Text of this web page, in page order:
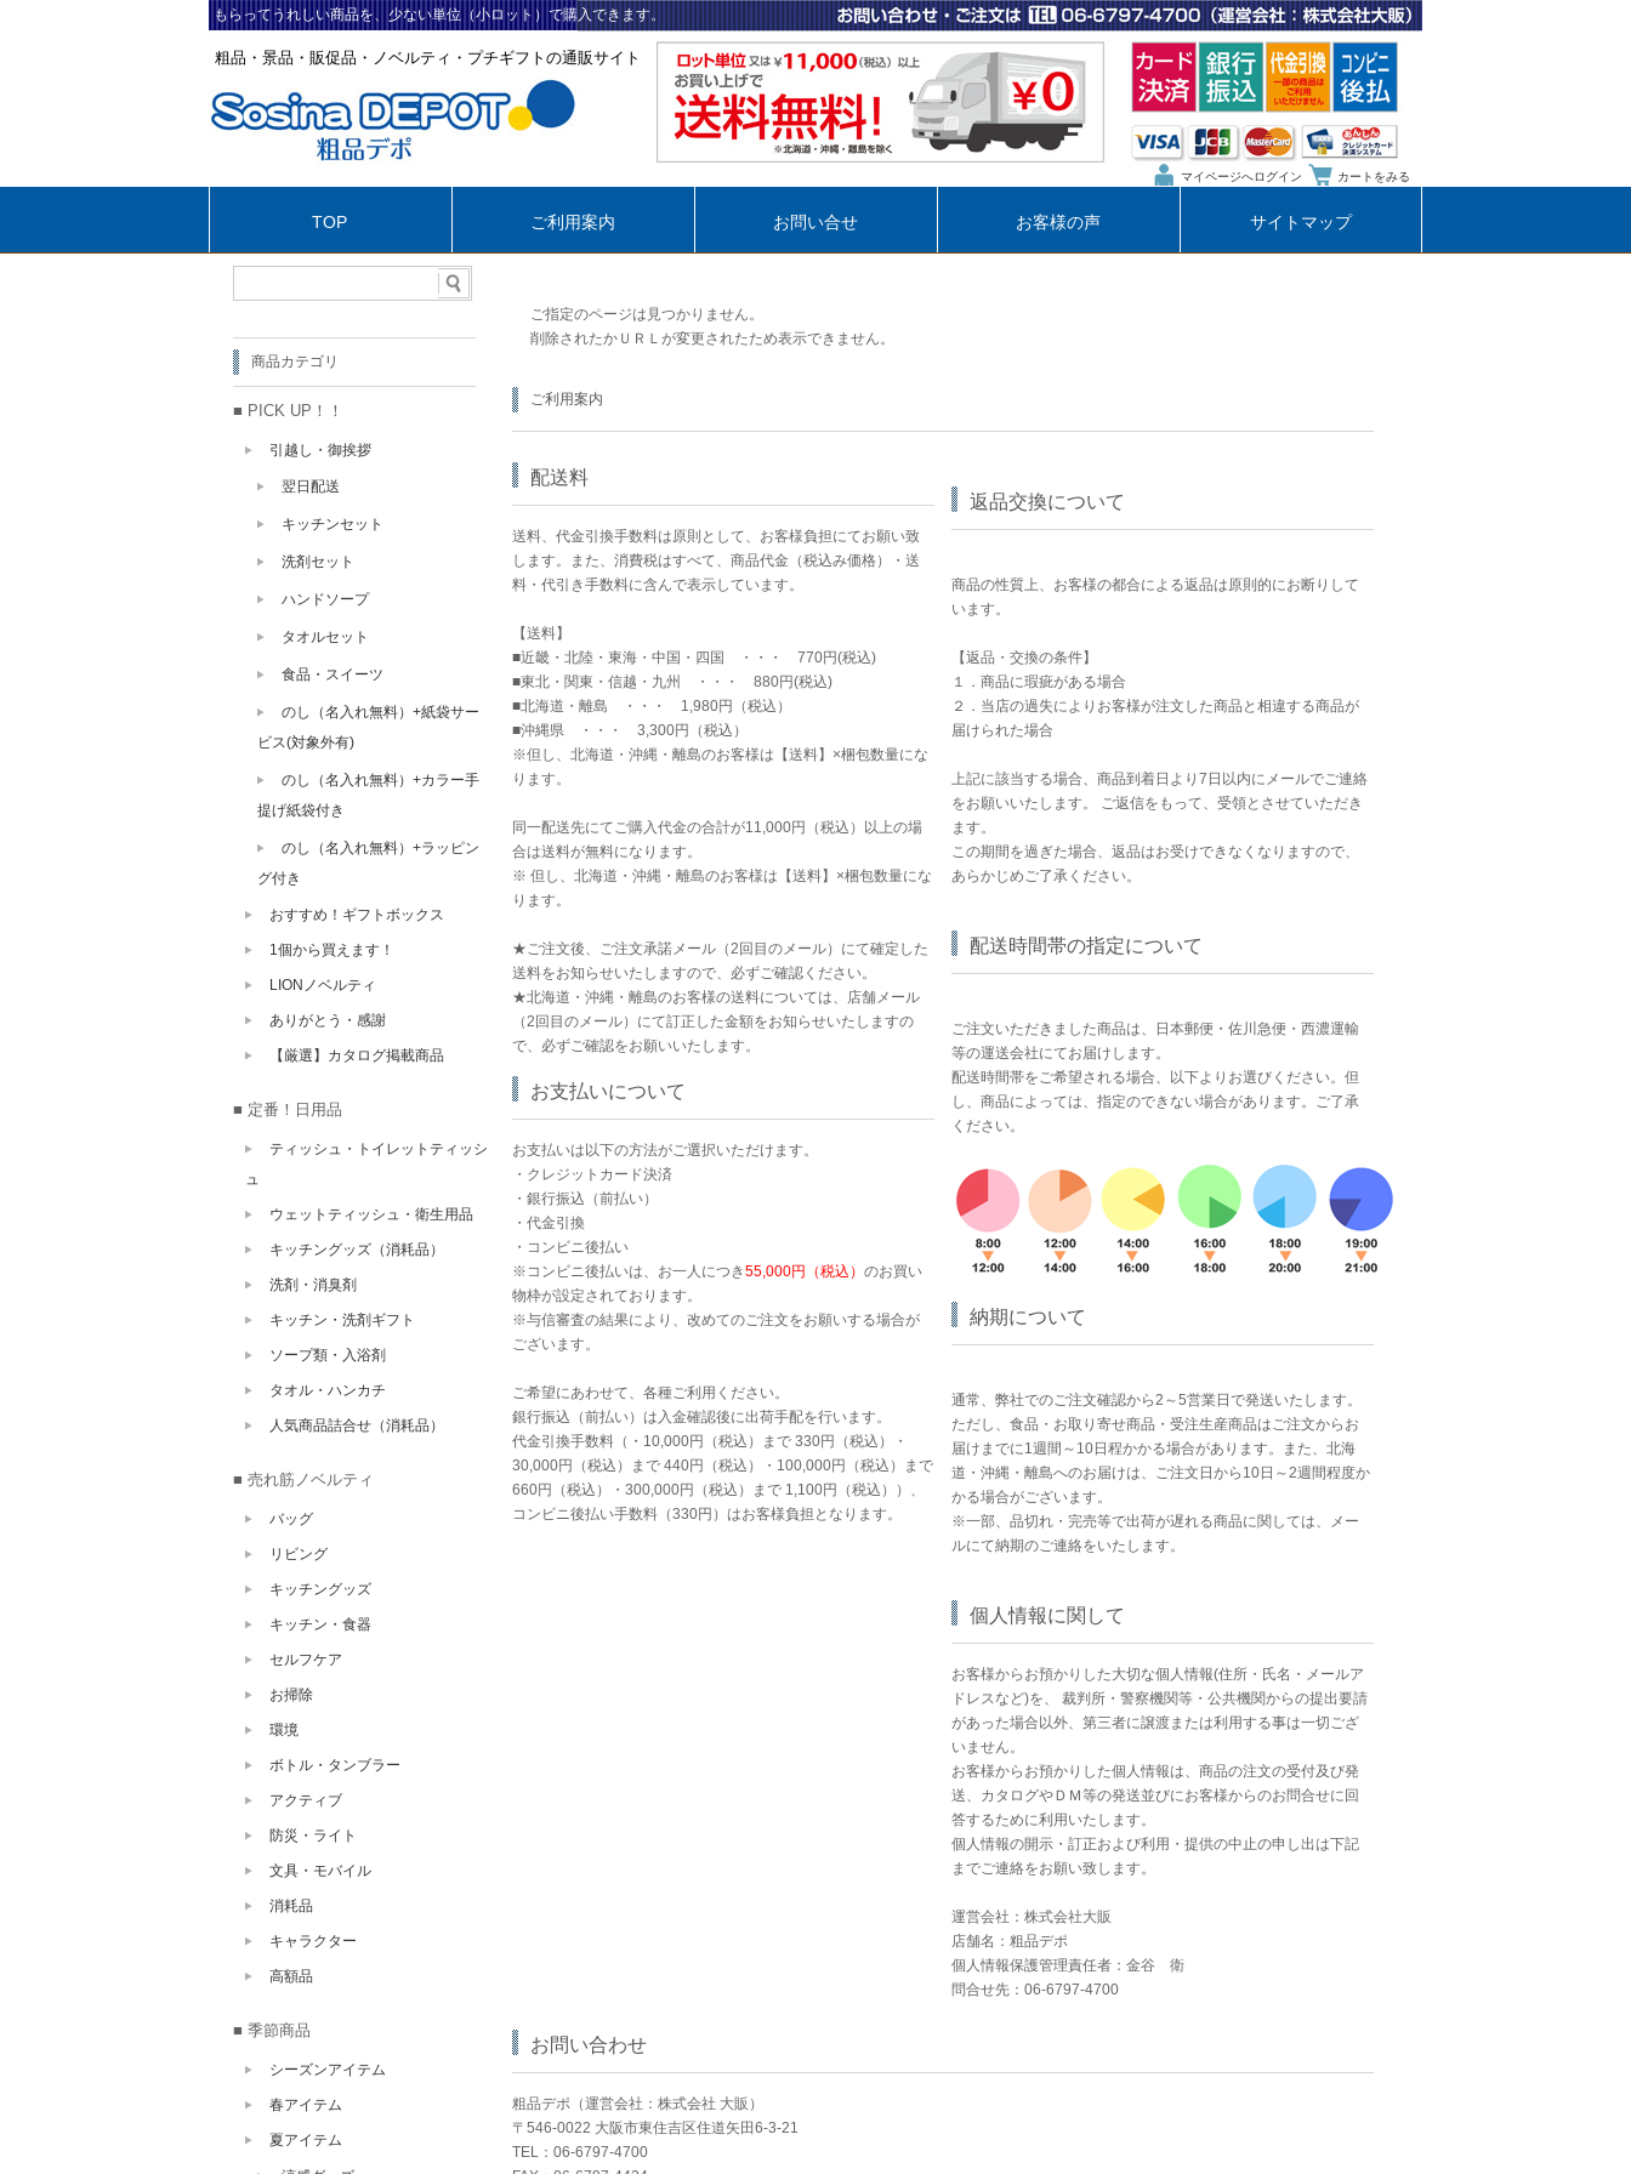
粗品・景品・販促品・ノベルティ・プチギフトの通販サイト
もらってうれしい商品を、少ない単位（小ロット）で購入できます。
マイページへログイン カートをみる
TOP ご利用案内 お問い合せ お客様の声 サイトマップ
ご指定のページは見つかりません。
削除されたかＵＲＬが変更されたため表示できません。
ご利用案内
配送料
送料、代金引換手数料は原則として、お客様負担にてお願い致
します。また、消費税はすべて、商品代金（税込み価格）・送
料・代引き手数料に含んで表示しています。
【送料】
■近畿・北陸・東海・中国・四国 ・・・ 770円(税込)
■東北・関東・信越・九州 ・・・ 880円(税込)
■北海道・離島 ・・・ 1,980円（税込）
■沖縄県 ・・・ 3,300円（税込）
※但し、北海道・沖縄・離島のお客様は【送料】×梱包数量にな
ります。
同一配送先にてご購入代金の合計が11,000円（税込）以上の場
合は送料が無料になります。
※ 但し、北海道・沖縄・離島のお客様は【送料】×梱包数量にな
ります。
★ご注文後、ご注文承諾メール（2回目のメール）にて確定した
送料をお知らせいたしますので、必ずご確認ください。
★北海道・沖縄・離島のお客様の送料については、店舗メール
（2回目のメール）にて訂正した金額をお知らせいたしますの
で、必ずご確認をお願いいたします。
お支払いについて
お支払いは以下の方法がご選択いただけます。
・クレジットカード決済
・銀行振込（前払い）
・代金引換
・コンビニ後払い
※コンビニ後払いは、お一人につき55,000円（税込） のお買い
物枠が設定されております。
※与信審査の結果により、改めてのご注文をお願いする場合が
ございます。
ご希望にあわせて、各種ご利用ください。
銀行振込（前払い）は入金確認後に出荷手配を行います。
代金引換手数料（・10,000円（税込）まで 330円（税込）・
30,000円（税込）まで 440円（税込）・100,000円（税込）まで
660円（税込）・300,000円（税込）まで 1,100円（税込））、
コンビニ後払い手数料（330円）はお客様負担となります。
返品交換について
商品の性質上、お客様の都合による返品は原則的にお断りして
います。
【返品・交換の条件】
１．商品に瑕疵がある場合
２．当店の過失によりお客様が注文した商品と相違する商品が
届けられた場合
上記に該当する場合、商品到着日より7日以内にメールでご連絡
をお願いいたします。 ご返信をもって、受領とさせていただき
ます。
この期間を過ぎた場合、返品はお受けできなくなりますので、
あらかじめご了承ください。
配送時間帯の指定について
ご注文いただきました商品は、日本郵便・佐川急便・西濃運輸
等の運送会社にてお届けします。
配送時間帯をご希望される場合、以下よりお選びください。但
し、商品によっては、指定のできない場合があります。ご了承
ください。
納期について
通常、弊社でのご注文確認から2～5営業日で発送いたします。
ただし、食品・お取り寄せ商品・受注生産商品はご注文からお
届けまでに1週間～10日程かかる場合があります。また、北海
道・沖縄・離島へのお届けは、ご注文日から10日～2週間程度か
かる場合がございます。
※一部、品切れ・完売等で出荷が遅れる商品に関しては、メー
ルにて納期のご連絡をいたします。
個人情報に関して
お客様からお預かりした大切な個人情報(住所・氏名・メールア
ドレスなど)を、 裁判所・警察機関等・公共機関からの提出要請
があった場合以外、第三者に譲渡または利用する事は一切ござ
いません。
お客様からお預かりした個人情報は、商品の注文の受付及び発
送、カタログやＤＭ等の発送並びにお客様からのお問合せに回
答するために利用いたします。
個人情報の開示・訂正および利用・提供の中止の申し出は下記
までご連絡をお願い致します。
運営会社：株式会社大販
店舗名：粗品デポ
個人情報保護管理責任者：金谷 衛
問合せ先：06-6797-4700
お問い合わせ
粗品デポ（運営会社：株式会社 大販）
〒546-0022 大阪市東住吉区住道矢田6-3-21
TEL：06-6797-4700
商品カテゴリ
■ PICK UP！！
引越し・御挨拶
翌日配送
キッチンセット
洗剤セット
ハンドソープ
タオルセット
食品・スイーツ
のし（名入れ無料）+紙袋サー
ビス(対象外有)
のし（名入れ無料）+カラー手
提げ紙袋付き
のし（名入れ無料）+ラッピン
グ付き
おすすめ！ギフトボックス
1個から買えます！
LIONノベルティ
ありがとう・感謝
【厳選】カタログ掲載商品
■ 定番！日用品
ティッシュ・トイレットティッシ
ュ
ウェットティッシュ・衛生用品
キッチングッズ（消耗品）
洗剤・消臭剤
キッチン・洗剤ギフト
ソープ類・入浴剤
タオル・ハンカチ
人気商品詰合せ（消耗品）
■ 売れ筋ノベルティ
バッグ
リビング
キッチングッズ
キッチン・食器
セルフケア
お掃除
環境
ボトル・タンブラー
アクティブ
防災・ライト
文具・モバイル
消耗品
キャラクター
高額品
■ 季節商品
シーズンアイテム
春アイテム
夏アイテム